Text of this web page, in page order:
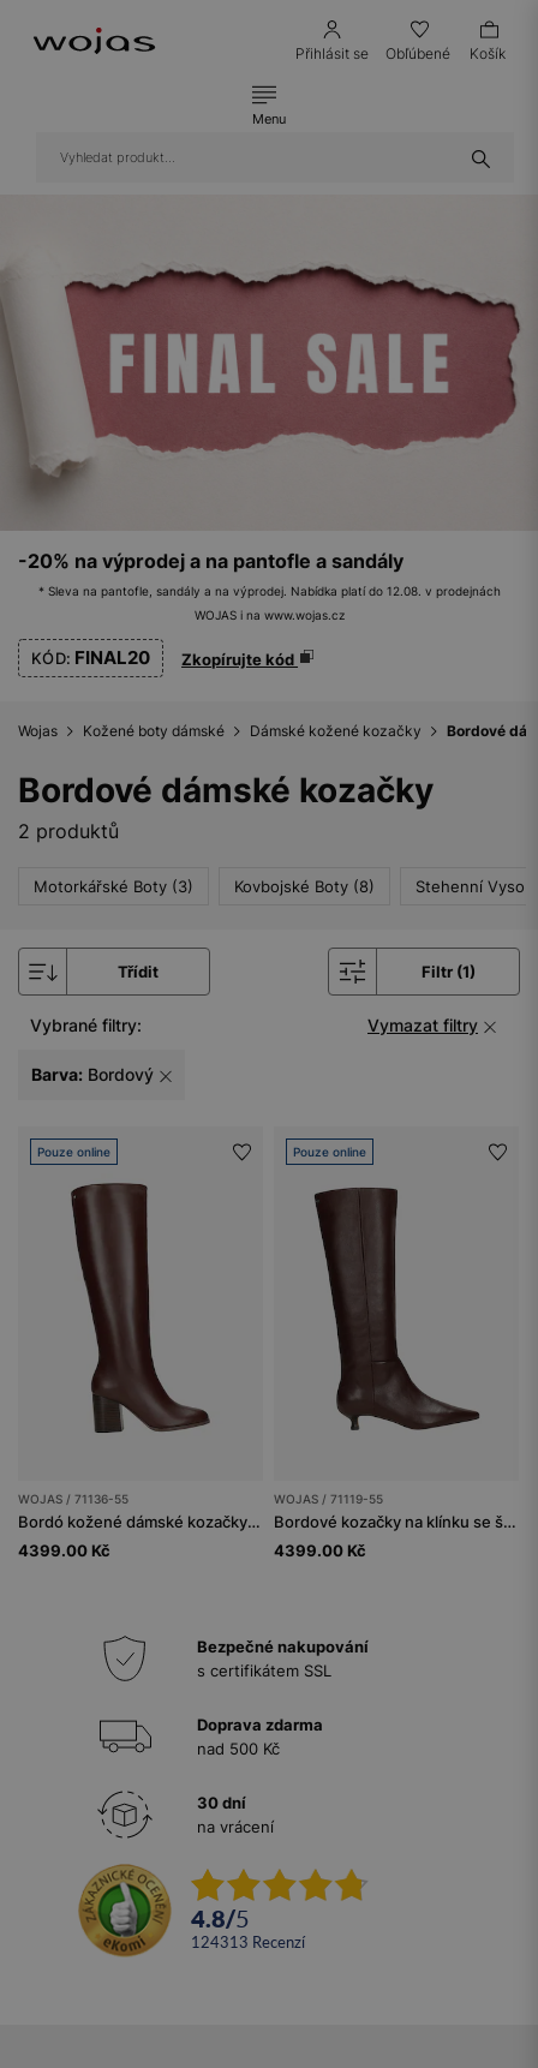
Přihlásit se Obľúbené Košík
Menu
-20% na výprodej a na pantofle a sandály
* Sleva na pantofle, sandály a na výprodej. Nabídka platí do 12.08. v prodejnách
WOJAS i na www.wojas.cz
KÓD: FINAL20 Zkopírujte kód
Wojas Kožené boty dámské Dámské kožené kozačky Bordové
Bordové dámské kozačky
2 produktů
Motorkářské Boty (3) Kovbojské Boty (8) Stehenní
Třídit Filtr (1)
Vybrané filtry: Vymazat filtry
Barva: Bordový
Pouze online
WOJAS / 71136-55
Bordó kožené dámské kozačky na podpatku
4399.00 Kč
Pouze online
WOJAS / 71119-55
Bordové kozačky na klínku se špičatou špičkou
4399.00 Kč
Bezpečné nakupování
s certifikátem SSL
Doprava zdarma
nad 500 Kč
30 dní
na vrácení
4.8/5
124313 recenzí